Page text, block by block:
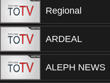
Regional
ARDEAL
ALEPH NEWS